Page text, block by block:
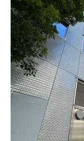
お知らせ
医療機関の方へ
運営会社
個人情報保護方針
ガイドラインポリシー
JTBのガバナンス